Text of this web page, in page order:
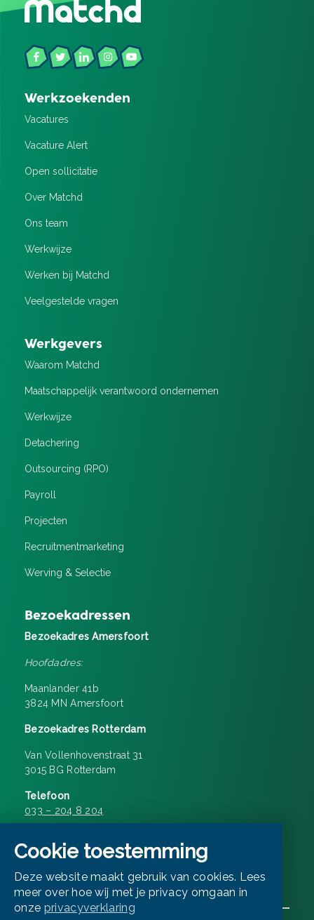
Werkzoekenden
Vacatures
Vacature Alert
Open sollicitatie
Over Matchd
Ons team
Werkwijze
Werken bij Matchd
Veelgestelde vragen
Werkgevers
Waarom Matchd
Maatschappelijk verantwoord ondernemen
Werkwijze
Detachering
Outsourcing (RPO)
Payroll
Projecten
Recruitment­marketing
Werving & Selectie
Bezoekadressen
Bezoekadres Amersfoort
Hoofdadres:
Maanlander 41b
3824 MN Amersfoort
Bezoekadres Rotterdam
Van Vollenhovenstraat 31
3015 BG Rotterdam
Telefoon
033 – 204 8 204
info@matchd.nl
Cookie toestemming
Deze website maakt gebruik van cookies. Lees
meer over hoe wij met je privacy omgaan in
onze privacyverklaring